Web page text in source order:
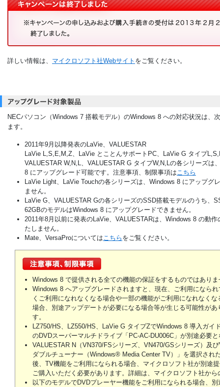
詳しい情報は、 マイクロソフト社Webサイト をご覧ください。
NECパソコン（Windows 7 搭載モデル）のWindows 8 への対応状況は、
ます。
2011年9月以降発表のLaVie、VALUESTAR
LaVie L,S,E,M,Z、LaVie とことんサポートPC、LaVie G タイプ
VALUESTAR W,N,L、VALUESTAR G タイプW,N,Lの各シリーズは
8 にアップグレード可能です。注意事項、制限事項は こちら
LaVie Light、LaVie Touchの各シリーズは、Windows 8 にアップグ
ません。
LaVie G、VALUESTAR Gの各シリーズのSSD搭載モデルのうち、
62GBのモデルはWindows 8 にアップグレードできません。
2011年8月以前に発表のLaVie、VALUESTARは、Windows 8 の動作
たしません。
Mate、VersaProについては こちら をご覧ください。
Windows 8 で提供される全ての機能の保証をするものではありま
Windows 8 へアップグレードされますと、現在、ご利用になら
くご利用になれなくなる場合や一部の機能がご利用になれなく
場合、別途アップデートが必要になる場合等が生じる可能性が
す。
LZ750/HS、LZ550/HS、LaVie G タイプZでWindows 8 導入ガ
のDVDスーパーマルチドライブ「PC-AC-DU006C」が別途必要
VALUESTAR N（VN370/FSシリーズ、VN470/GSシリーズ）及
ダブルチューナー（Windows® Media Center TV）」を選択され
後、TV機能をご利用になられる場合、マイクロソフト社が別途
ご購入いただく必要があります。詳細は、マイクロソフト社か
以下のモデルでDVDプレーヤー機能をご利用になられる場合、